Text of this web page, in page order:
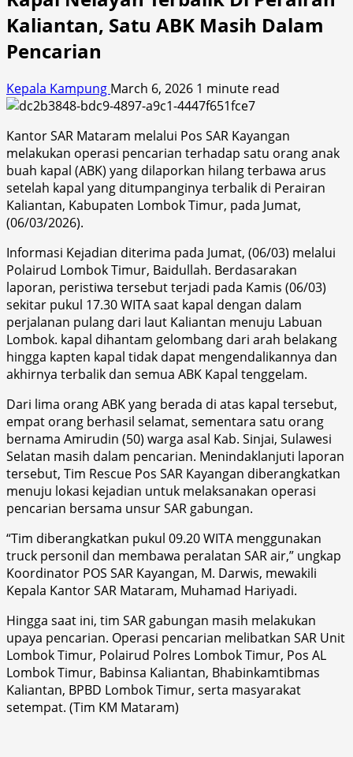
Kaliantan, Satu ABK Masih Dalam
Pencarian
Kepala Kampung March 6, 2026 1 minute read
Kantor SAR Mataram melalui Pos SAR Kayangan
melakukan operasi pencarian terhadap satu orang anak
buah kapal (ABK) yang dilaporkan hilang terbawa arus
setelah kapal yang ditumpanginya terbalik di Perairan
Kaliantan, Kabupaten Lombok Timur, pada Jumat,
(06/03/2026).
Informasi Kejadian diterima pada Jumat, (06/03) melalui
Polairud Lombok Timur, Baidullah. Berdasarakan
laporan, peristiwa tersebut terjadi pada Kamis (06/03)
sekitar pukul 17.30 WITA saat kapal dengan dalam
perjalanan pulang dari laut Kaliantan menuju Labuan
Lombok. kapal dihantam gelombang dari arah belakang
hingga kapten kapal tidak dapat mengendalikannya dan
akhirnya terbalik dan semua ABK Kapal tenggelam.
Dari lima orang ABK yang berada di atas kapal tersebut,
empat orang berhasil selamat, sementara satu orang
bernama Amirudin (50) warga asal Kab. Sinjai, Sulawesi
Selatan masih dalam pencarian. Menindaklanjuti laporan
tersebut, Tim Rescue Pos SAR Kayangan diberangkatkan
menuju lokasi kejadian untuk melaksanakan operasi
pencarian bersama unsur SAR gabungan.
“Tim diberangkatkan pukul 09.20 WITA menggunakan
truck personil dan membawa peralatan SAR air,” ungkap
Koordinator POS SAR Kayangan, M. Darwis, mewakili
Kepala Kantor SAR Mataram, Muhamad Hariyadi.
Hingga saat ini, tim SAR gabungan masih melakukan
upaya pencarian. Operasi pencarian melibatkan SAR Unit
Lombok Timur, Polairud Polres Lombok Timur, Pos AL
Lombok Timur, Babinsa Kaliantan, Bhabinkamtibmas
Kaliantan, BPBD Lombok Timur, serta masyarakat
setempat. (Tim KM Mataram)